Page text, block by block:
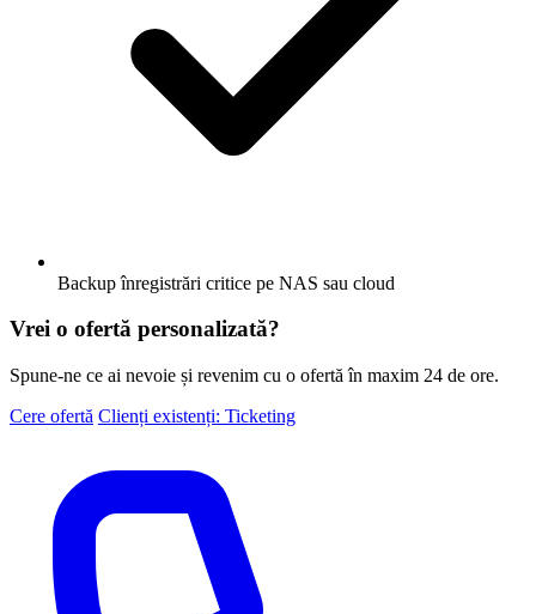
Backup înregistrări critice pe NAS sau cloud
Vrei o ofertă personalizată?
Spune-ne ce ai nevoie și revenim cu o ofertă în maxim 24 de ore.
Cere ofertă Clienți existenți: Ticketing